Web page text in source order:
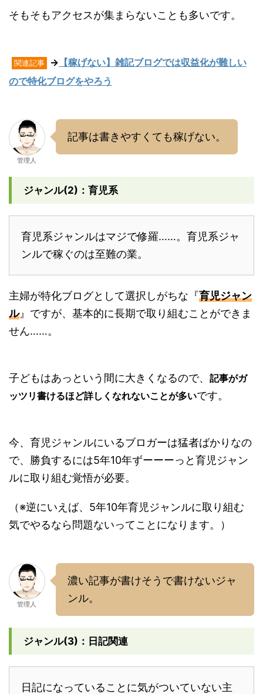
そもそもアクセスが集まらないことも多いです。
関連記事 → 【稼げない】雑記ブログでは収益化が難しい
ので特化ブログをやろう
管理人
記事は書きやすくても稼げない。
ジャンル(2)：育児系
育児系ジャンルはマジで修羅……。育児系ジャ
ンルで稼ぐのは至難の業。
主婦が特化ブログとして選択しがちな『育児ジャン
ル』ですが、基本的に長期で取り組むことができま
せん……。
子どもはあっという間に大きくなるので、 記事がガ
ッツリ書けるほど詳しくなれないことが多いです。
今、育児ジャンルにいるブロガーは猛者ばかりなの
で、勝負するには5年10年ずーーーっと育児ジャン
ルに取り組む覚悟が必要。
（※逆にいえば、5年10年育児ジャンルに取り組む
気でやるなら問題ないってことになります。）
管理人
濃い記事が書けそうで書けないジャ
ンル。
ジャンル(3)：日記関連
日記になっていることに気がついていない主